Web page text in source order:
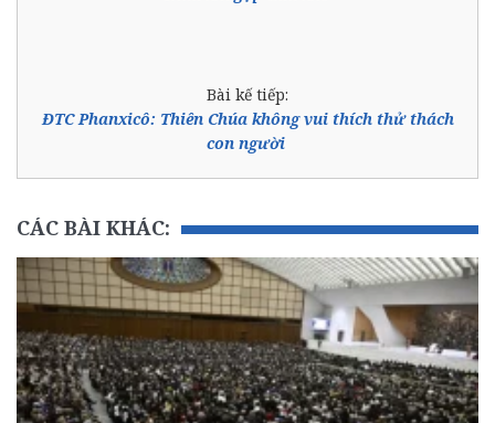
Bài kế tiếp:
ĐTC Phanxicô: Thiên Chúa không vui thích thử thách
con người
CÁC BÀI KHÁC: